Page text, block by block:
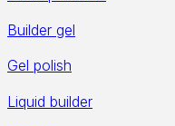
Builder gel
Gel polish
Liquid builder